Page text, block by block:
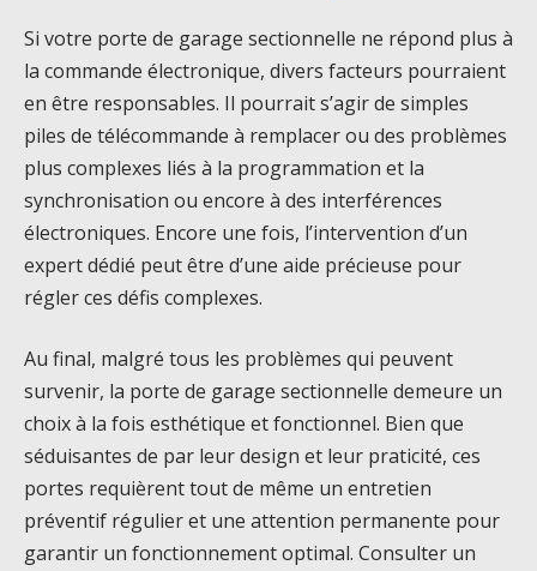
Si votre porte de garage sectionnelle ne répond plus à
la commande électronique, divers facteurs pourraient
en être responsables. Il pourrait s’agir de simples
piles de télécommande à remplacer ou des problèmes
plus complexes liés à la programmation et la
synchronisation ou encore à des interférences
électroniques. Encore une fois, l’intervention d’un
expert dédié peut être d’une aide précieuse pour
régler ces défis complexes.
Au final, malgré tous les problèmes qui peuvent
survenir, la porte de garage sectionnelle demeure un
choix à la fois esthétique et fonctionnel. Bien que
séduisantes de par leur design et leur praticité, ces
portes requièrent tout de même un entretien
préventif régulier et une attention permanente pour
garantir un fonctionnement optimal. Consulter un